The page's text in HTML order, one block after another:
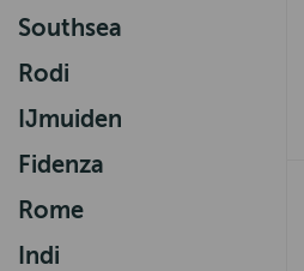
Southsea
Rodi
IJmuiden
Fidenza
Rome
Indi